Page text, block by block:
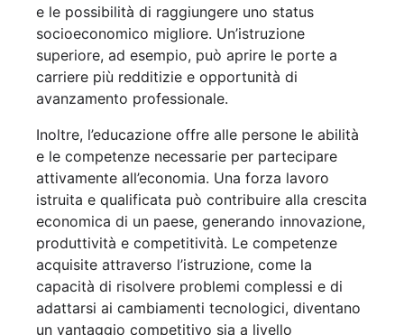
e le possibilità di raggiungere uno status
socioeconomico migliore. Un’istruzione
superiore, ad esempio, può aprire le porte a
carriere più redditizie e opportunità di
avanzamento professionale.
Inoltre, l’educazione offre alle persone le abilità
e le competenze necessarie per partecipare
attivamente all’economia. Una forza lavoro
istruita e qualificata può contribuire alla crescita
economica di un paese, generando innovazione,
produttività e competitività. Le competenze
acquisite attraverso l’istruzione, come la
capacità di risolvere problemi complessi e di
adattarsi ai cambiamenti tecnologici, diventano
un vantaggio competitivo sia a livello